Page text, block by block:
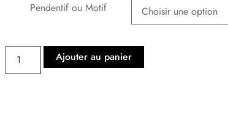
Pendentif ou Motif
Ajouter au panier